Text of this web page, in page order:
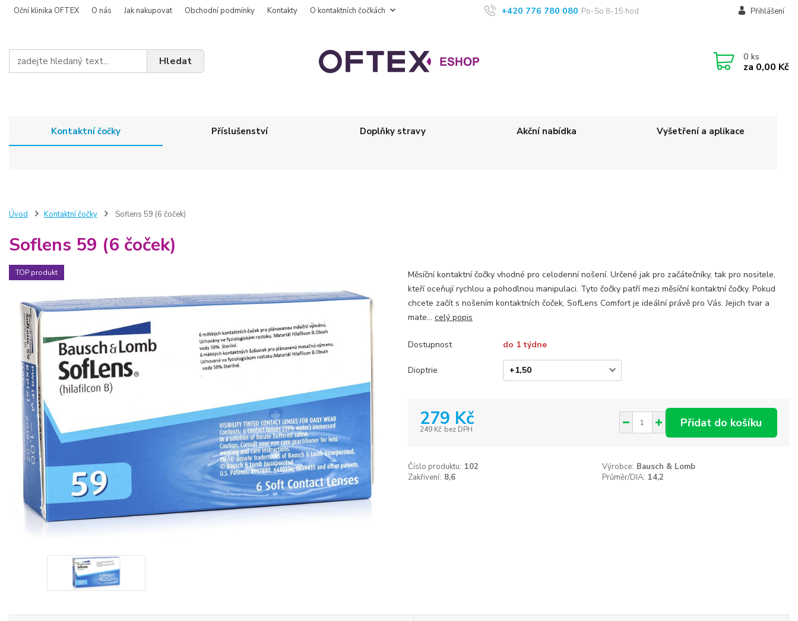
Oční klinika OFTEX O nás Jak nakupovat Obchodní podmínky Kontakty O kontaktních čočkách Přihlášení
Hledat
+420 776 780 080 Po-So 8-15 hod
0 ks
za 0,00 Kč
Kontaktní čočky Příslušenství Doplňky stravy Akční nabídka Vyšetření a aplikace
Úvod Kontaktní čočky Soflens 59 (6 čoček)
Soflens 59 (6 čoček)
TOP produkt
Měsíční kontaktní čočky vhodné pro celodenní nošení. Určené jak pro začátečníky, tak pro nositele,
kteří oceňují rychlou a pohodlnou manipulaci. Tyto čočky patří mezi měsíční kontaktní čočky. Pokud
chcete začít s nošením kontaktních čoček, SofLens Comfort je ideální právě pro Vás. Jejich tvar a
mate... celý popis
Dostupnost do 1 týdne
Dioptrie
279 Kč
249 Kč bez DPH Přidat do košíku
Číslo produktu: 102 Výrobce: Bausch & Lomb
Zakřivení: 8,6 Průměr/DIA: 14,2